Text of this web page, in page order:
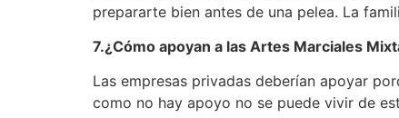
prepararte bien antes de una pelea. La
7.¿Cómo apoyan a las Artes Marciales
Las empresas privadas deberían apoyar
como no hay apoyo no se puede vivir de